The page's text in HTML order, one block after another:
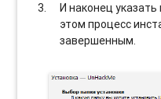
И наконец указать
этом процесс
завершенным.